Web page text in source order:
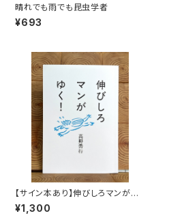
晴れでも雨でも昆虫学者
¥693
【サイン本あり】伸びしろマンがゆ
く！
¥1,300